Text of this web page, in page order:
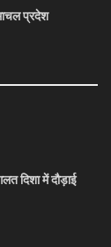
प्रदेश
दिशा में दौड़ाई